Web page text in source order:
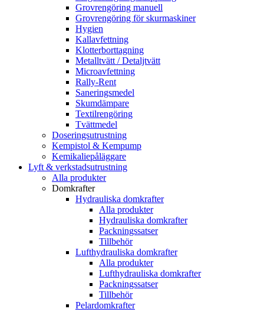
Grovrengöring manuell
Grovrengöring för skurmaskiner
Hygien
Kallavfettning
Klotterborttagning
Metalltvätt / Detaljtvätt
Microavfettning
Rally-Rent
Saneringsmedel
Skumdämpare
Textilrengöring
Tvättmedel
Doseringsutrustning
Kempistol & Kempump
Kemikaliepåläggare
Lyft & verkstadsutrustning
Alla produkter
Domkrafter
Hydrauliska domkrafter
Alla produkter
Hydrauliska domkrafter
Packningssatser
Tillbehör
Lufthydrauliska domkrafter
Alla produkter
Lufthydrauliska domkrafter
Packningssatser
Tillbehör
Pelardomkrafter